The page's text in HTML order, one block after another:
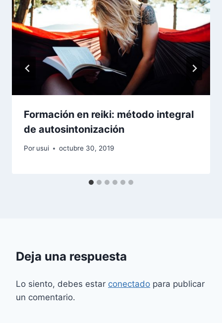
Formación en reiki: método integral
de autosintonización
Por usui octubre 30, 2019
Deja una respuesta
Lo siento, debes estar conectado para publicar
un comentario.